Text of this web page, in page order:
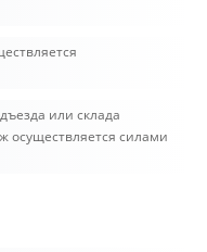
или склада
осуществляется силами